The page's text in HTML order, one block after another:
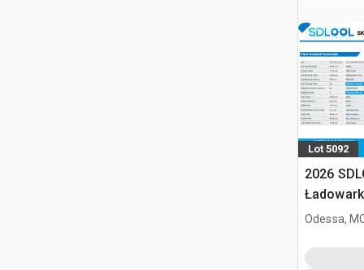
Lot 5092
2026
Odessa,